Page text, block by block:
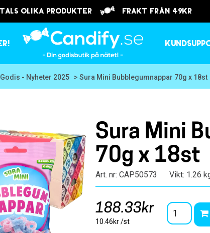
tals olika produkter frakt från 49kr
- Nyheter 2025 > Sura Mini Bubblegumnappar 70g x 18st
Sura Mini
70g x 18st
Art. nr: CAP50573 Vikt: 1.26
188.33kr
10.46kr /st